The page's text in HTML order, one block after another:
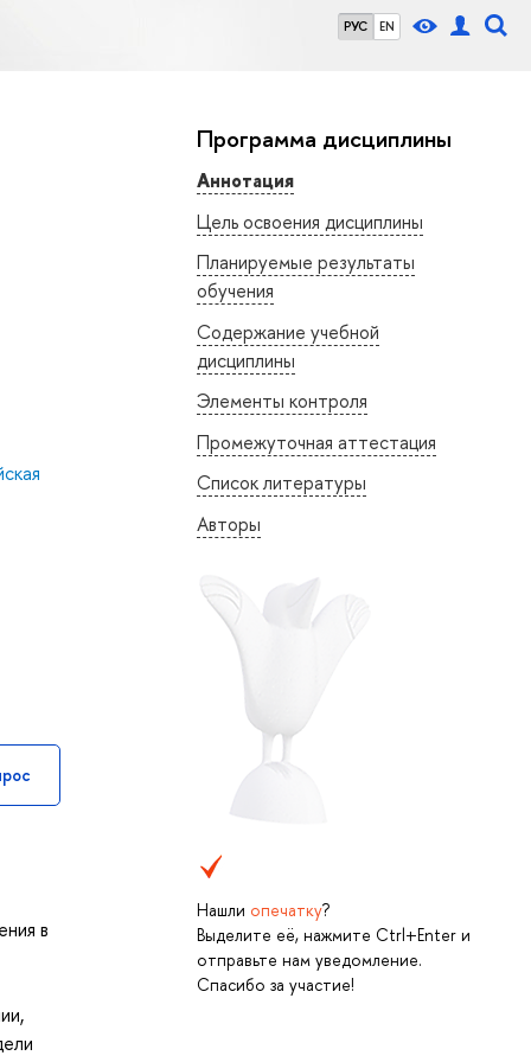
РУС EN
Программа дисциплины
Аннотация
Цель освоения дисциплины
Планируемые результаты
обучения
Содержание учебной
дисциплины
Элементы контроля
Промежуточная аттестация
Список литературы
Авторы
Нашли опечатку?
Выделите её, нажмите Ctrl+Enter и
отправьте нам уведомление.
Спасибо за участие!
в